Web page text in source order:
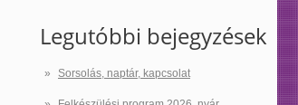
Legutóbbi bejegyzések
Sorsolás, naptár, kapcsolat